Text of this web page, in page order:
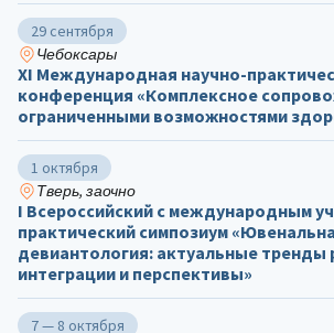
29 сентября
Чебоксары
ХΙ Международная научно-
конференция «Комплексное
ограниченными возможностями
1 октября
Тверь, заочно
I Всероссийский с международным
практический симпозиум
девиантология: актуальные тренды
интеграции и перспективы»
7 — 8 октября